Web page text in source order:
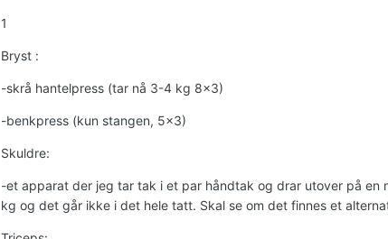
1
Bryst :
-skrå hantelpress (tar nå 3-4 kg 8x3)
-benkpress (kun stangen, 5x3)
Skuldre:
-et apparat der jeg tar tak i et par håndtak og drar utover på en
kg og det går ikke i det hele tatt. Skal se om det finnes et